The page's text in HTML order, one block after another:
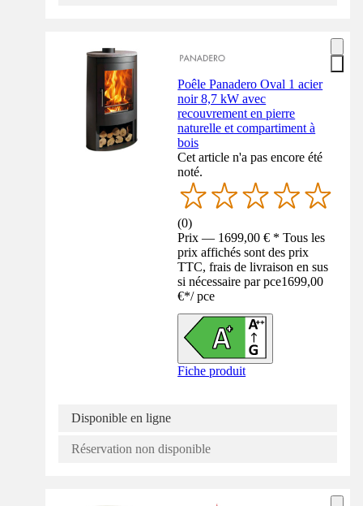
Poêle Panadero Oval 1 acier
noir 8,7 kW avec
recouvrement en pierre
naturelle et compartiment à
bois
Cet article n'a pas encore été
noté.
(0)
Prix — 1699,00 € * Tous les
prix affichés sont des prix
TTC, frais de livraison en sus
si nécessaire par pce1699,00
€*/ pce
Fiche produit
Disponible en ligne
Réservation non disponible